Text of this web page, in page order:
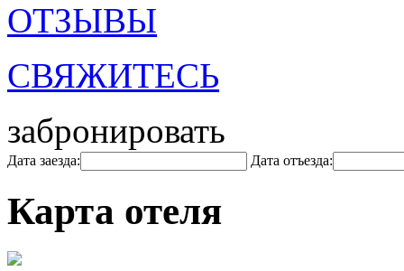
ОТЗЫВЫ
СВЯЖИТЕСЬ
забронировать
Дата заезда: Дата отъезда:
Карта отеля